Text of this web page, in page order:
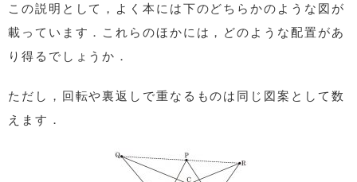
この説明として，よく本には下のどちらかのような図が
載っています．これらのほかには，どのような配置があ
り得るでしょうか．
ただし，回転や裏返しで重なるものは同じ図案として数
えます．